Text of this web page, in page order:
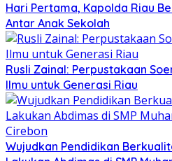
Hari Pertama, Kapolda Riau
Antar Anak Sekolah
Rusli Zainal: Perpustakaan
Ilmu untuk Generasi Riau
Wujudkan Pendidikan